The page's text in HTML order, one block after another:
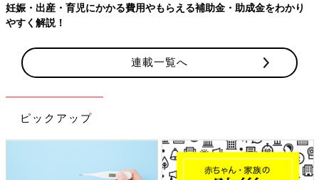
妊娠・出産・育児にかかる費用やもらえる補助金・助成金をわかり
やすく解説！
連載一覧へ
ピックアップ